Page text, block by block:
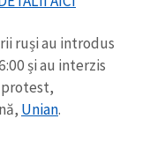
ruși au introdus
și au interzis
Unian.